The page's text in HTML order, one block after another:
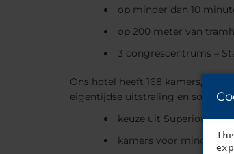
op minder dan 10
op 200 meter van
3 congrescentrums –
Ons hotel heeft 168 kamers,
eigentijdse uitstraling en
keuze uit Superior
kamers voor